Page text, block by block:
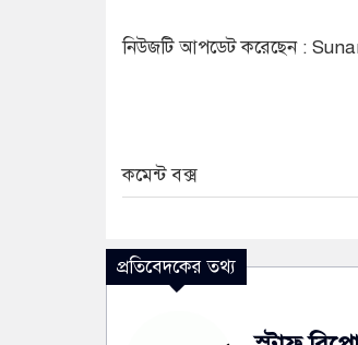
নিউজটি আপডেট করেছেন :
কমেন্ট বক্স
প্রতিবেদকের তথ্য